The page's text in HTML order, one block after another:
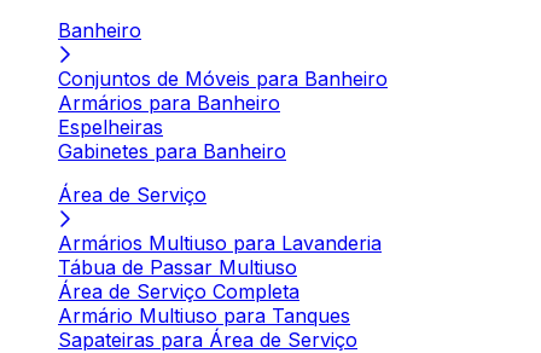
Banheiro
Conjuntos de Móveis para Banheiro
Armários para Banheiro
Espelheiras
Gabinetes para Banheiro
Área de Serviço
Armários Multiuso para Lavanderia
Tábua de Passar Multiuso
Área de Serviço Completa
Armário Multiuso para Tanques
Sapateiras para Área de Serviço